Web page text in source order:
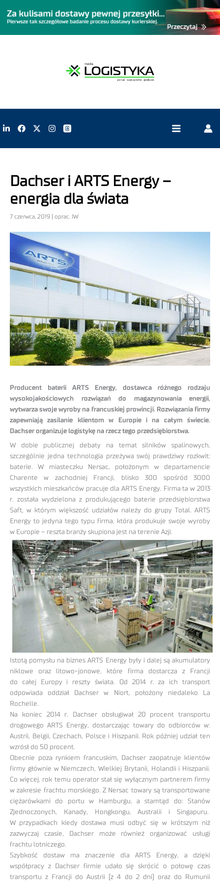
Dachser i ARTS Energy –
energia dla świata
7 czerwca, 2019 | oprac. IW
Producent baterii ARTS Energy, dostawca różnego rodzaju
wysokojakościowych rozwiązań do magazynowania energii,
wytwarza swoje wyroby na francuskiej prowincji. Rozwiązania firmy
zapewniają zasilanie klientom w Europie i na całym świecie.
Dachser organizuje logistykę na rzecz tego przedsiębiorstwa.
W dobie publicznej debaty na temat silników spalinowych,
szczególnie jedna technologia przeżywa swój prawdziwy rozkwit:
baterie. W miasteczku Nersac, położonym w departamencie
Charente w zachodniej Francji, blisko 300 spośród 3000
wszystkich mieszkańców pracuje dla ARTS Energy. Firma ta w 2013
r. została wydzielona z produkującego baterie przedsiębiorstwa
Saft, w którym większość udziałów należy do grupy Total. ARTS
Energy to jedyna tego typu firma, która produkuje swoje wyroby
w Europie – reszta branży skupiona jest na terenie Azji.
Istotą pomysłu na biznes ARTS Energy były i dalej są akumulatory
niklowe oraz litowo-jonowe, które firma dostarcza z Francji
do całej Europy i reszty świata. Od 2014 r. za ich transport
odpowiada oddział Dachser w Niort, położony niedaleko La
Rochelle.
Na koniec 2014 r. Dachser obsługiwał 20 procent transportu
drogowego ARTS Energy, dostarczając towary do odbiorców w:
Austrii, Belgii, Czechach, Polsce i Hiszpanii. Rok później udział ten
wzrósł do 50 procent.
Obecnie poza rynkiem francuskim, Dachser zaopatruje klientów
firmy głównie w Niemczech, Wielkiej Brytanii, Holandii i Hiszpanii.
Co więcej, rok temu operator stał się wyłącznym partnerem firmy
w zakresie frachtu morskiego. Z Nersac towary są transportowane
ciężarówkami do portu w Hamburgu, a stamtąd do: Stanów
Zjednoczonych, Kanady, Hongkongu, Australii i Singapuru.
W przypadkach kiedy dostawa musi odbyć się w krótszym niż
zazwyczaj czasie, Dachser może również organizować usługi
frachtu lotniczego.
Szybkość dostaw ma znaczenie dla ARTS Energy, a dzięki
współpracy z Dachser firmie udało się skrócić o połowę czas
transportu z Francji do Austrii (z 4 do 2 dni) oraz do Rumunii